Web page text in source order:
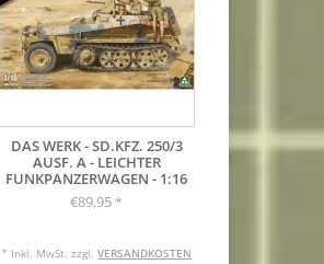
DAS WERK - SD.KFZ. 250/3
AUSF. A - LEICHTER
FUNKPANZERWAGEN - 1:16
€89,95 *
* Inkl. MwSt. zzgl.VERSANDKOSTEN